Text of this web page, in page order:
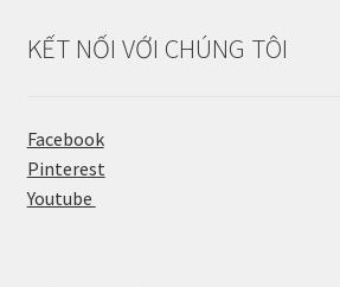
KẾT NỐI VỚI CHÚNG TÔI
Facebook
Pinterest
Youtube